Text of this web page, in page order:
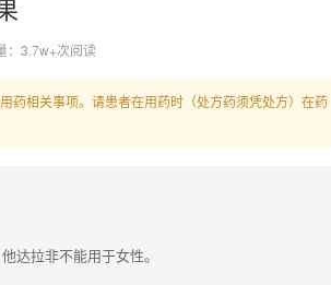
：3.7w+次阅读
药相关事项。请患者在用药时（处方药须凭处方）在药
达拉非不能用于女性。